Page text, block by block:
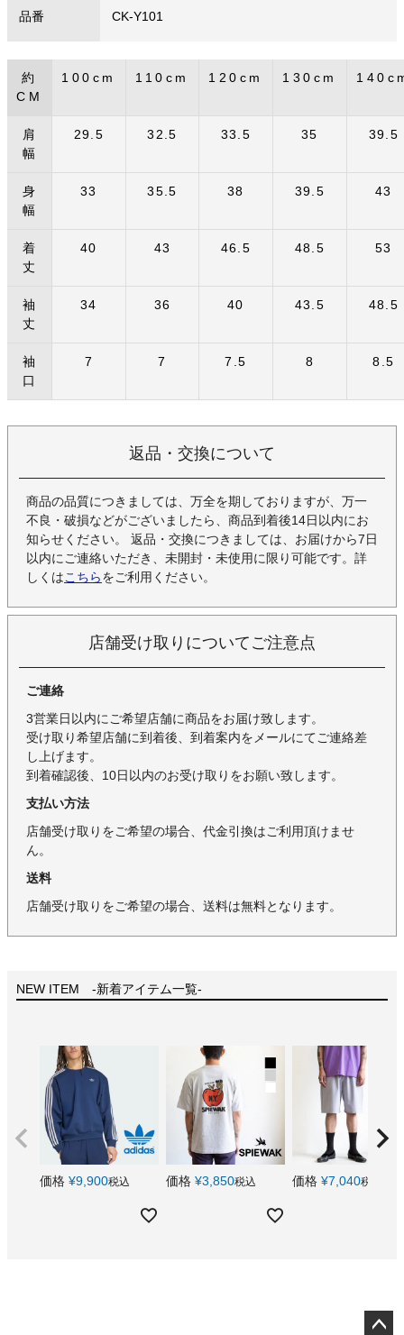
品番 CK-Y101
約
CM
100cm 110cm 120cm 130cm
肩
幅
29.5 32.5 33.5 35 39.5
身
幅
33 35.5 38 39.5 43
着
丈
40 43 46.5 48.5 53
袖
丈
34 36 40 43.5 48.5
袖
口
7 7 7.5 8 8.5
返品・交換について
商品の品質につきましては、万全を期しておりますが、万一
不良・破損などがございましたら、商品到着後14日以内にお
知らせください。 返品・交換につきましては、お届けから7日
以内にご連絡いただき、未開封・未使用に限り可能です。詳
しくはこちらをご利用ください。
店舗受け取りについてご注意点
ご連絡
3営業日以内にご希望店舗に商品をお届け致します。
受け取り希望店舗に到着後、到着案内をメールにてご連絡差
し上げます。
到着確認後、10日以内のお受け取りをお願い致します。
支払い方法
店舗受け取りをご希望の場合、代金引換はご利用頂けませ
ん。
送料
店舗受け取りをご希望の場合、送料は無料となります。
NEW ITEM -新着アイテム一覧-
価格 ¥9,900税込 価格 ¥3,850税込 価格 ¥7,040税込